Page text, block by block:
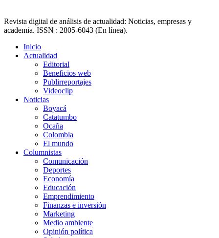
Revista digital de análisis de actualidad: Noticias, empresas y
academia. ISSN : 2805-6043 (En línea).
Inicio
Actualidad
Editorial
Beneficios web
Publirreportajes
Videoclip
Noticias
Boyacá
Catatumbo
Ocaña
Colombia
El mundo
Columnistas
Comunicación
Deportes
Economía
Educación
Emprendimiento
Finanzas e inversión
Marketing
Medio ambiente
Opinión política